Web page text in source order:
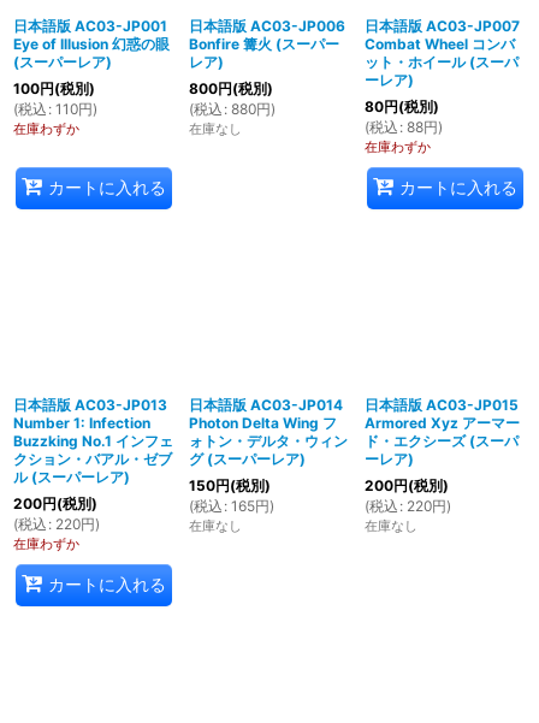
日本語版 AC03-JP001
Eye of Illusion 幻惑の眼
(スーパーレア)
100円(税別)
(税込 : 110円)
在庫わずか
カートに入れる
日本語版 AC03-JP006
Bonfire 篝火 (スーパー
レア)
800円(税別)
(税込 : 880円)
在庫なし
日本語版 AC03-JP007
Combat Wheel コンバ
ット・ホイール (スーパ
ーレア)
80円(税別)
(税込 : 88円)
在庫わずか
カートに入れる
日本語版 AC03-JP013
Number 1: Infection
Buzzking No.1 インフェ
クション・バアル・ゼブ
ル (スーパーレア)
200円(税別)
(税込 : 220円)
在庫わずか
カートに入れる
日本語版 AC03-JP014
Photon Delta Wing フ
ォトン・デルタ・ウィン
グ (スーパーレア)
150円(税別)
(税込 : 165円)
在庫なし
日本語版 AC03-JP015
Armored Xyz アーマー
ド・エクシーズ (スーパ
ーレア)
200円(税別)
(税込 : 220円)
在庫なし